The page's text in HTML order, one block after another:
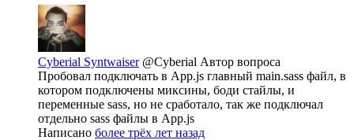
Cyberial Syntwaiser @Cyberial Автор вопроса
Пробовал подключать в App.js главный main.sass файл, в
котором подключены миксины, боди стайлы, и
переменные sass, но не сработало, так же подключал
отдельно sass файлы в App.js
Написано более трёх лет назад